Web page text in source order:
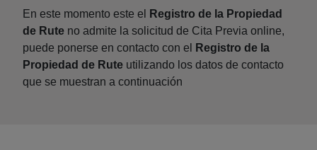
En este momento este el
Registro de la Propiedad
de Rute no admite la solicitud de Cita Previa online,
puede ponerse en contacto con el
Registro de la
Propiedad de Rute utilizando los datos de contacto
que se muestran a continuación